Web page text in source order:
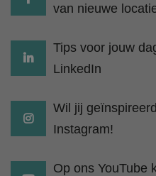
van nieuwe
Tips voor jouw
LinkedIn
Wil jij
Instagram!
Op ons YouTube